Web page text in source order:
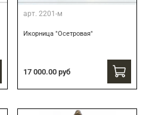
арт. 2201-м
Икорница "Осетровая"
17 000.00 руб